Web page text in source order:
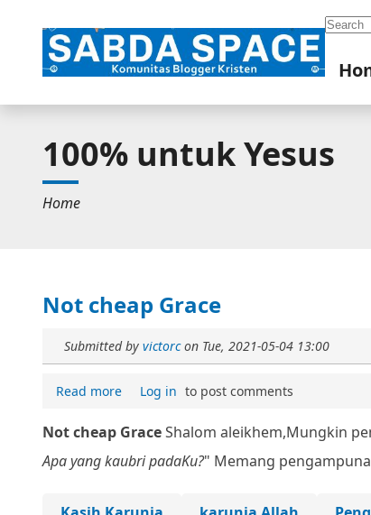
100% untuk Yesus
Home
Not cheap Grace
Submitted by victorcon Tue, 2021-05-04 13:00
Read more Log in to post comments
Not cheap GraceShalom aleikhem,Mungkin
Apa yang kaubri padaKu?" Memang